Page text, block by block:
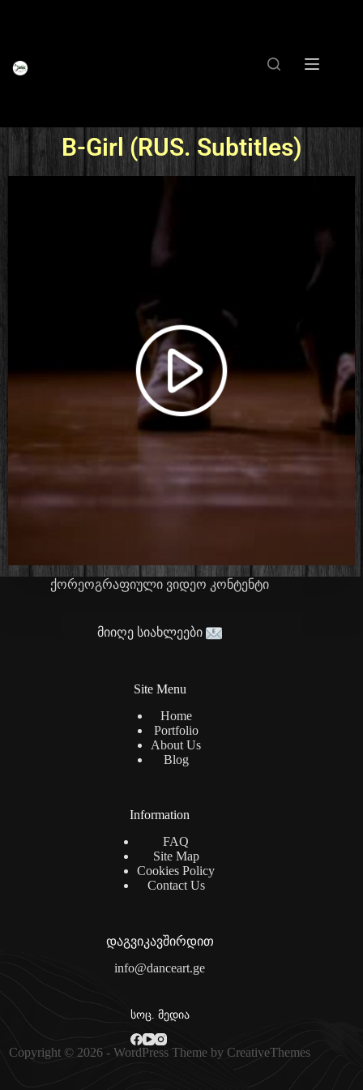
B-Girl (RUS. Subtitles)
ქორეოგრაფიული ვიდეო კონტენტი
მიიღე სიახლეები
Site Menu
Home
Portfolio
About Us
Blog
Information
FAQ
Site Map
Cookies Policy
Contact Us
დაგვიკავშირდით
info@danceart.ge
სოც. მედია
Copyright © 2026 - WordPress Theme by CreativeThemes